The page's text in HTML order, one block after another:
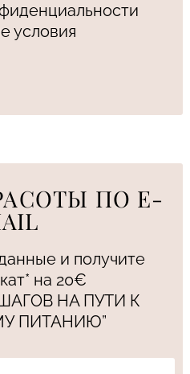
условия
ПО E-
и получите
на 20€
НА ПУТИ К
ПИТАНИЮ”